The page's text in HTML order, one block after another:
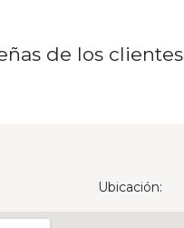
de los clientes
Ubicación: